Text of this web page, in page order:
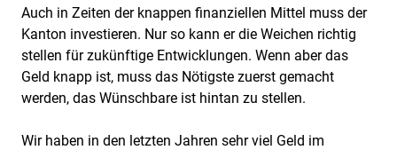
Auch in Zeiten der knappen finanziellen Mittel muss der
Kanton investieren. Nur so kann er die Weichen richtig
stellen für zukünftige Entwicklungen. Wenn aber das
Geld knapp ist, muss das Nötigste zuerst gemacht
werden, das Wünschbare ist hintan zu stellen.
Wir haben in den letzten Jahren sehr viel Geld im